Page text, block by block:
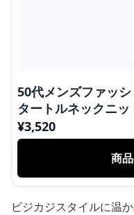
50代メンズファッ
タートルネックニ
¥3,520
商
ビジカジスタイルに温